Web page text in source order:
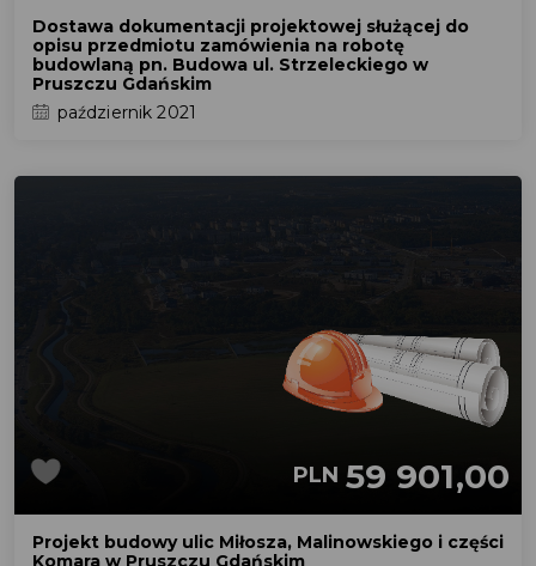
Dostawa dokumentacji projektowej służącej do
opisu przedmiotu zamówienia na robotę
budowlaną pn. Budowa ul. Strzeleckiego w
Pruszczu Gdańskim
październik 2021
PLN 59 901,00
Projekt budowy ulic Miłosza, Malinowskiego i części
Komara w Pruszczu Gdańskim